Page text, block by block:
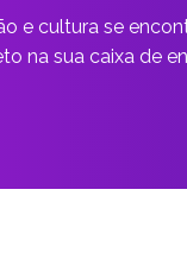
e cultura se
na sua caixa de